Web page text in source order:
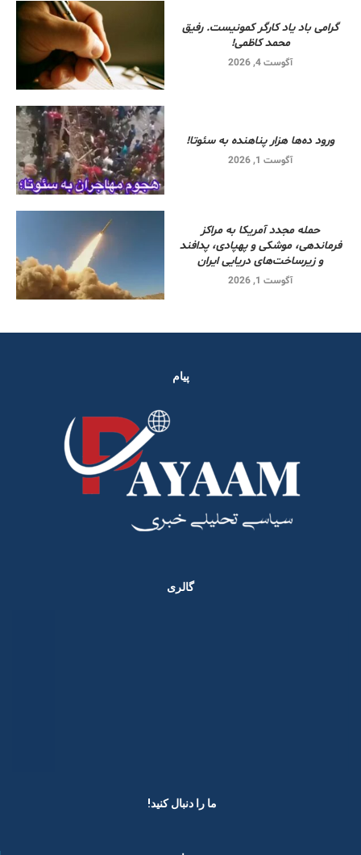
گرامی باد یاد کارگر کمونیست. رفیق
محمد کاظمی!
آگوست 4, 2026
ورود ده‌ها هزار پناهنده به سئوتا!
آگوست 1, 2026
حمله مجدد آمریکا به مراکز
فرماندهی، موشکی و پهپادی، پدافند
و زیرساخت‌های دریایی ایران
آگوست 1, 2026
پیام
گالری
ما را دنبال کنید! ​